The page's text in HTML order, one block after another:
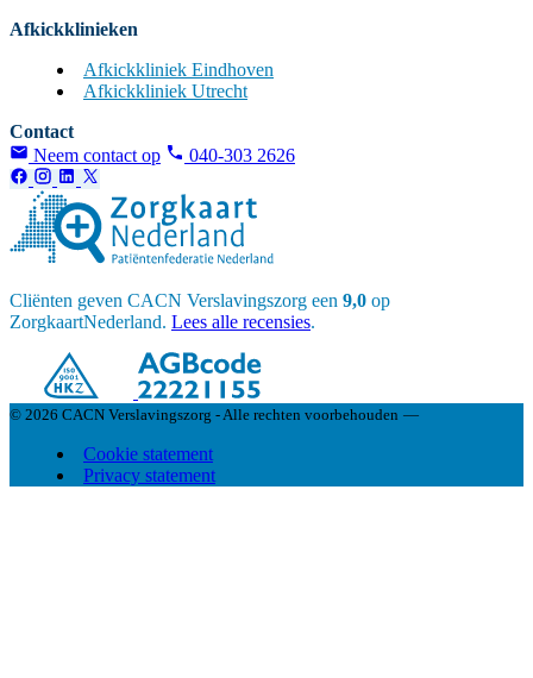
Afkickklinieken
Afkickkliniek Eindhoven
Afkickkliniek Utrecht
Contact
Neem contact op
040-303 2626
Cliënten geven CACN Verslavingszorg een 9,0 op
ZorgkaartNederland. Lees alle recensies.
© 2026 CACN Verslavingszorg - Alle rechten voorbehouden —
Cookie statement
Privacy statement